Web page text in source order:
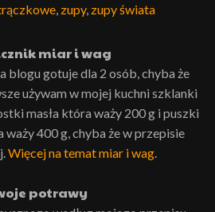
zupy, zupy świata
miar i wag
blogu gotuje dla 2 osób, chyba że
używam w mojej kuchni szklanki
masła która waży 200 g i puszki
400 g, chyba że w przepisie
Więcej na temat miar i wag
potrawy